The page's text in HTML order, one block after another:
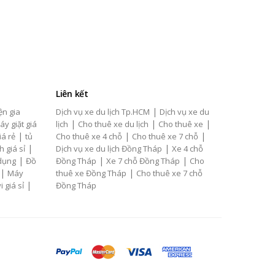
gia
giặt giá
rẻ | tủ
giá sỉ |
| Đồ
| Máy
giá sỉ |
Liên kết
Dịch vụ xe du lịch Tp.HCM | Dịch vụ xe du
lịch | Cho thuê xe du lịch | Cho thuê xe |
Cho thuê xe 4 chỗ | Cho thuê xe 7 chỗ |
Dịch vụ xe du lịch Đồng Tháp | Xe 4 chỗ
Đồng Tháp | Xe 7 chỗ Đồng Tháp | Cho
thuê xe Đồng Tháp | Cho thuê xe 7 chỗ
Đồng Tháp